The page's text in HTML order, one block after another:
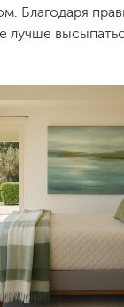
Благодаря
лучше